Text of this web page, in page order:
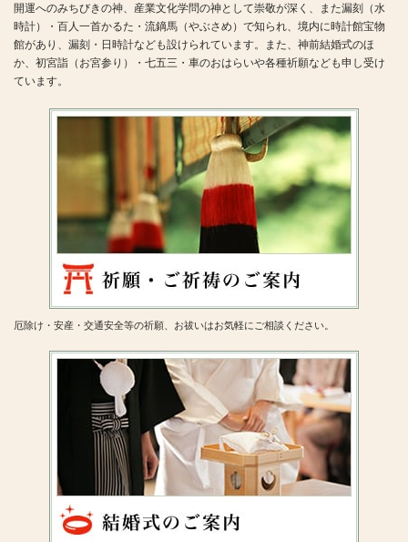
開運へのみちびきの神、産業文化学問の神として崇敬が深く、また漏刻（水
時計）・百人一首かるた・流鏑馬（やぶさめ）で知られ、境内に時計館宝物
館があり、漏刻・日時計なども設けられています。また、神前結婚式のほ
か、初宮詣（お宮参り）・七五三・車のおはらいや各種祈願なども申し受け
ています。
厄除け・安産・交通安全等の祈願、お祓いはお気軽にご相談ください。